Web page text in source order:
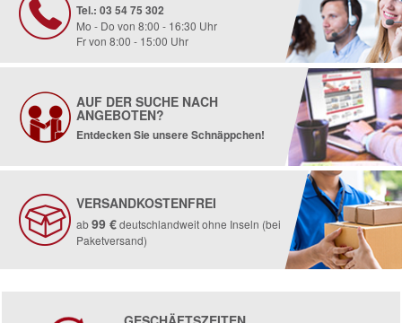
Tel.: 03 54 75 302
Mo - Do von 8:00 - 16:30 Uhr
Fr von 8:00 - 15:00 Uhr
AUF DER SUCHE NACH
ANGEBOTEN?
Entdecken Sie unsere Schnäppchen!
VERSANDKOSTENFREI
ab99 €deutschlandweit ohne Inseln (bei
Paketversand)